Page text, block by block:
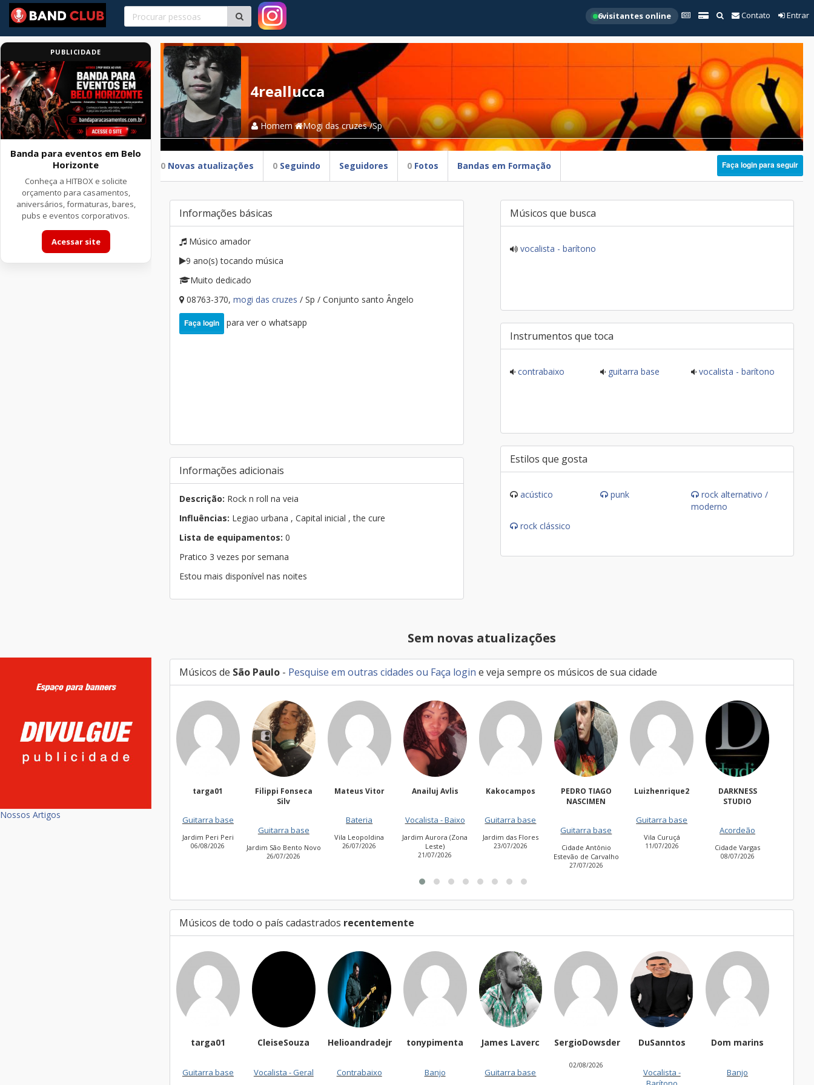
6visitantes online Contato Entrar
PUBLICIDADE
Banda para eventos em Belo
Horizonte
Conheça a HITBOX e solicite
orçamento para casamentos,
aniversários, formaturas, bares,
pubs e eventos corporativos.
Acessar site
Nossos Artigos
4reallucca
Homem Mogi das cruzes /Sp
0 Novas atualizações 0 Seguindo Seguidores 0 Fotos Bandas em Formação Faça login para seguir
Informações básicas
Músico amador
9 ano(s) tocando música
Muito dedicado
08763-370, mogi das cruzes / Sp / Conjunto santo Ângelo
Faça login para ver o whatsapp
Informações adicionais
Descrição: Rock n roll na veia
Influências: Legiao urbana , Capital inicial , the cure
Lista de equipamentos: 0
Pratico 3 vezes por semana
Estou mais disponível nas noites
Músicos que busca
vocalista - barítono
Instrumentos que toca
contrabaixo guitarra base vocalista - barítono
Estilos que gosta
acústico punk
rock alternativo /
moderno
rock clássico
Sem novas atualizações
Músicos de São Paulo - Pesquise em outras cidades ou Faça login e veja sempre os músicos de sua cidade
Filippi Fonseca
Jardim São Bento Novo
Mateus Vitor
Vila Leopoldina
26/07/2026
Anailuj Avlis
Vocalista - Baixo
Jardim Aurora (Zona
Leste)
Kakocampos
Guitarra base
Jardim das Flores
23/07/2026
PEDRO TIAGO
Cidade Antônio
Luizhenrique2
Vila Curuçá
11/07/2026
DARKNESS
Cidade Vargas
Bacharell
Cidade Jardim
30/06/2026
Músicos de todo o país cadastrados recentemente
CleiseSouza
Vocalista - Geral
Helioandradejr
Contrabaixo
tonypimenta
Banjo
James Laverc
Guitarra base
SergioDowsder DuSanntos Dom marins
Banjo
thaisbadu
Teclado